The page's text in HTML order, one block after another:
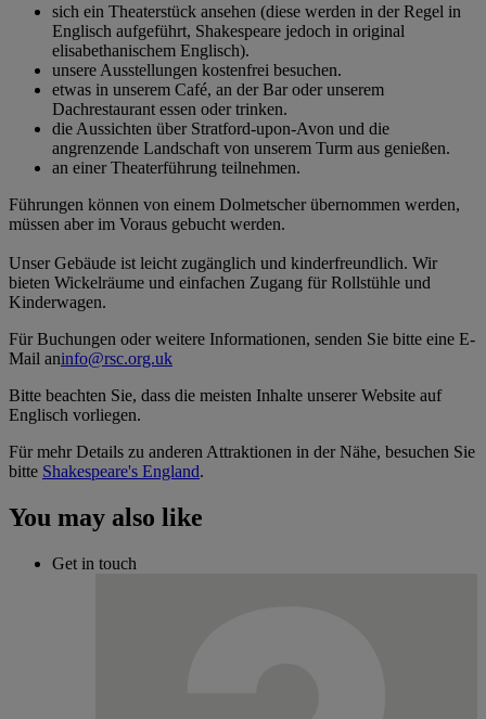
sich ein Theaterstück ansehen (diese werden in der Regel in
Englisch aufgeführt, Shakespeare jedoch in original
elisabethanischem Englisch).
unsere Ausstellungen kostenfrei besuchen.
etwas in unserem Café, an der Bar oder unserem
Dachrestaurant essen oder trinken.
die Aussichten über Stratford-upon-Avon und die
angrenzende Landschaft von unserem Turm aus genießen.
an einer Theaterführung teilnehmen.
Führungen können von einem Dolmetscher übernommen werden,
müssen aber im Voraus gebucht werden.
Unser Gebäude ist leicht zugänglich und kinderfreundlich. Wir
bieten Wickelräume und einfachen Zugang für Rollstühle und
Kinderwagen.
Für Buchungen oder weitere Informationen, senden Sie bitte eine E-
Mail aninfo@rsc.org.uk
Bitte beachten Sie, dass die meisten Inhalte unserer Website auf
Englisch vorliegen.
Für mehr Details zu anderen Attraktionen in der Nähe, besuchen Sie
bitte Shakespeare's England.
You may also like
Get in touch